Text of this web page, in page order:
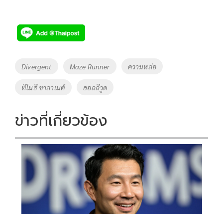
Tags
Divergent Maze Runner ความหล่อ
ทิโมธี ชาลาเมต์ ฮอลลีวูด
ข่าวที่เกี่ยวข้อง